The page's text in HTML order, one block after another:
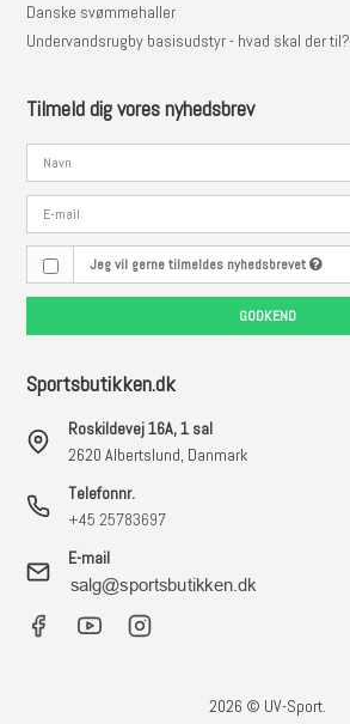
Danske svømmehaller
Undervandsrugby basisudstyr - hvad skal der til?
Tilmeld dig vores nyhedsbrev
Jeg vil gerne tilmeldes nyhedsbrevet
GODKEND
Sportsbutikken.dk
Roskildevej 16A, 1 sal
2620 Albertslund, Danmark
Telefonnr.
+45 25783697
E-mail
2026 © UV-Sport.